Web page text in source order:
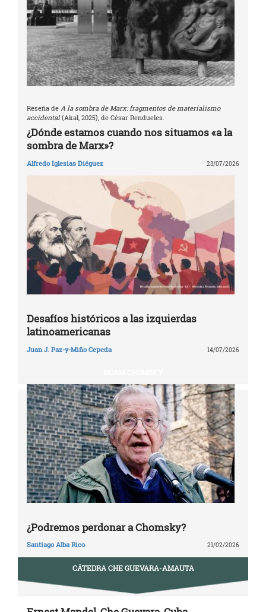
Reseña de A la sombra de Marx: fragmentos de materialismo
accidental(Akal, 2025), de César Rendueles.
¿Dónde estamos cuando nos situamos «a la
sombra de Marx»?
Alfredo Iglesias Diéguez 23/07/2026
Desafíos históricos a las izquierdas
latinoamericanas
Juan J. Paz-y-Miño Cepeda 14/07/2026
¿Podremos perdonar a Chomsky?
Santiago Alba Rico 21/02/2026
CÁTEDRA CHE GUEVARA-AMAUTA